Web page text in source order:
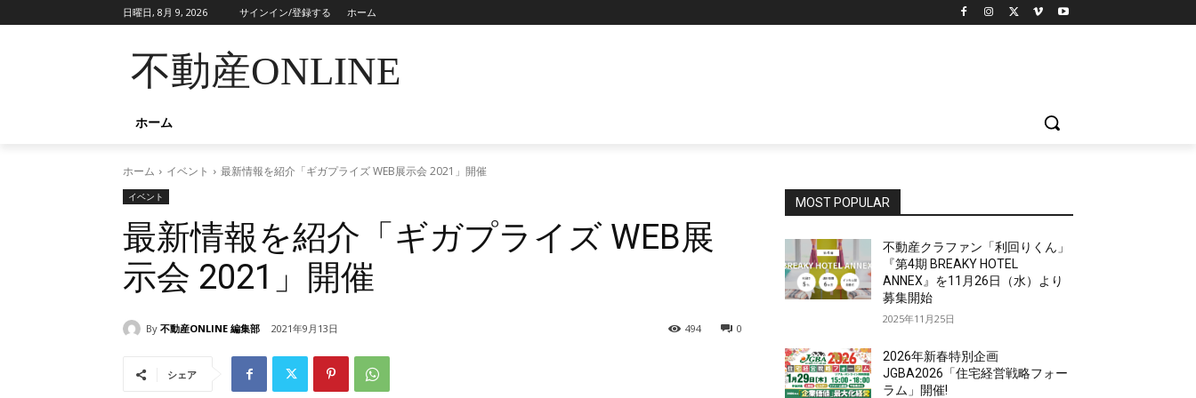
日曜日, 8月 9, 2026 サインイン/登録する ホーム
不動産ONLINE
ホーム
ホーム イベント 最新情報を紹介「ギガプライズ WEB展示会 2021」開催
イベント
最新情報を紹介「ギガプライズ WEB展
示会 2021」開催
By 不動産ONLINE 編集部 2021年9月13日 0
494
シェア
MOST POPULAR
不動産クラファン「利回りくん」
『第4期 BREAKY HOTEL
ANNEX』を11月26日（水）より
募集開始
2025年11月25日
2026年新春特別企画
JGBA2026「住宅経営戦略フォー
ラム」開催!